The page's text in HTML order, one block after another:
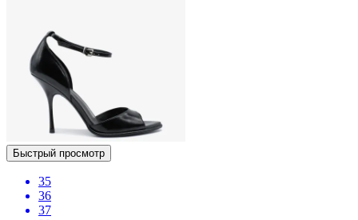
Быстрый просмотр
35
36
37